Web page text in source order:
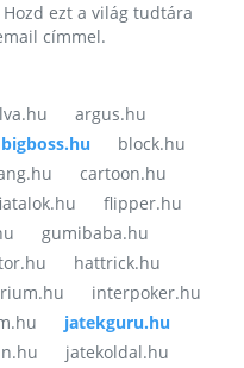
ezt a világ tudtára
címmel.
argus.hu
bigboss.hu
block.hu
cartoon.hu
flipper.hu
gumibaba.hu
hattrick.hu
interpoker.hu
jatekguru.hu
jatekoldal.hu